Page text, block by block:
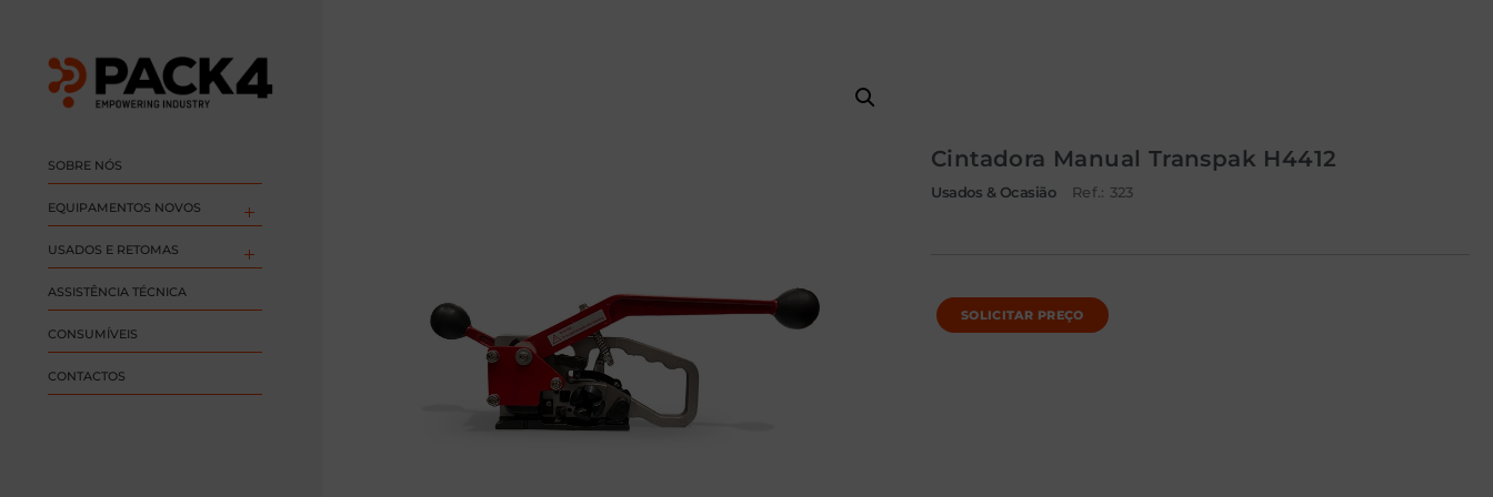
SOBRE NÓS
EQUIPAMENTOS NOVOS
USADOS E RETOMAS
ASSISTÊNCIA TÉCNICA
CONSUMÍVEIS
CONTACTOS
Cintadora Manual Transpak H4412
Usados & Ocasião Ref.: 323
SOLICITAR PREÇO